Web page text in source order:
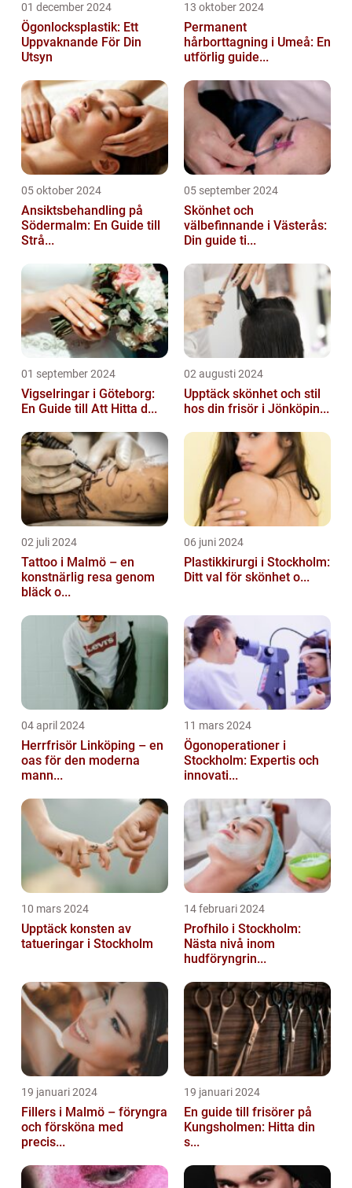
01 december 2024
Ögonlocksplastik: Ett
Uppvaknande För Din
Utsyn
13 oktober 2024
Permanent
hårborttagning i Umeå: En
utförlig guide...
05 oktober 2024
Ansiktsbehandling på
Södermalm: En Guide till
Strå...
05 september 2024
Skönhet och
välbefinnande i Västerås:
Din guide ti...
01 september 2024
Vigselringar i Göteborg:
En Guide till Att Hitta d...
02 augusti 2024
Upptäck skönhet och stil
hos din frisör i Jönköpin...
02 juli 2024
Tattoo i Malmö – en
konstnärlig resa genom
bläck o...
06 juni 2024
Plastikkirurgi i Stockholm:
Ditt val för skönhet o...
04 april 2024
Herrfrisör Linköping – en
oas för den moderna
mann...
11 mars 2024
Ögonoperationer i
Stockholm: Expertis och
innovati...
10 mars 2024
Upptäck konsten av
tatueringar i Stockholm
14 februari 2024
Profhilo i Stockholm:
Nästa nivå inom
hudföryngrin...
19 januari 2024
Fillers i Malmö – föryngra
och försköna med
precis...
19 januari 2024
En guide till frisörer på
Kungsholmen: Hitta din
s...